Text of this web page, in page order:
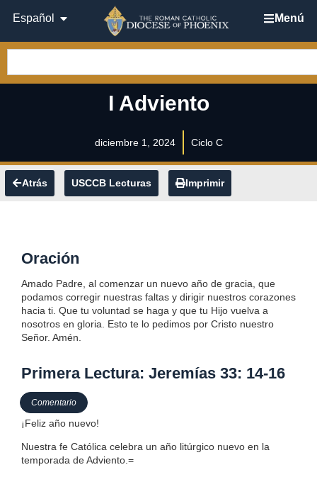
Español Menú
I Adviento
diciembre 1, 2024 Ciclo C
Atrás USCCB Lecturas Imprimir
Oración
Amado Padre, al comenzar un nuevo año de gracia, que
podamos corregir nuestras faltas y dirigir nuestros corazones
hacia ti. Que tu voluntad se haga y que tu Hijo vuelva a
nosotros en gloria. Esto te lo pedimos por Cristo nuestro
Señor. Amén.
Primera Lectura: Jeremías 33: 14-16
Comentario
¡Feliz año nuevo!
Nuestra fe Católica celebra un año litúrgico nuevo en la
temporada de Adviento.=